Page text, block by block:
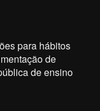
para hábitos
de
de ensino